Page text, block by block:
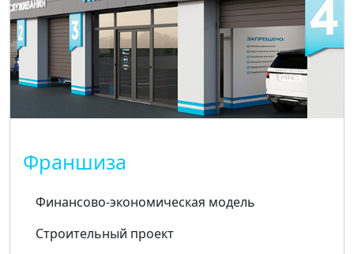
Франшиза
Финансово-экономическая модель
Строительный проект